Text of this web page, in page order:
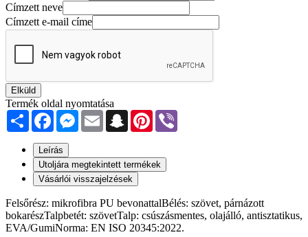
Címzett neve
Címzett e-mail címe
Elküld
Termék oldal nyomtatása
Share FacebookMessenger
Email SnapchatPinterest
Leírás
Utoljára megtekintett termékek
Vásárlói visszajelzések
Felsőrész: mikrofibra PU bevonattalBélés: szövet, párnázott
bokarészTalpbetét: szövetTalp: csúszásmentes, olajálló, antisztatikus,
EVA/GumiNorma: EN ISO 20345:2022.